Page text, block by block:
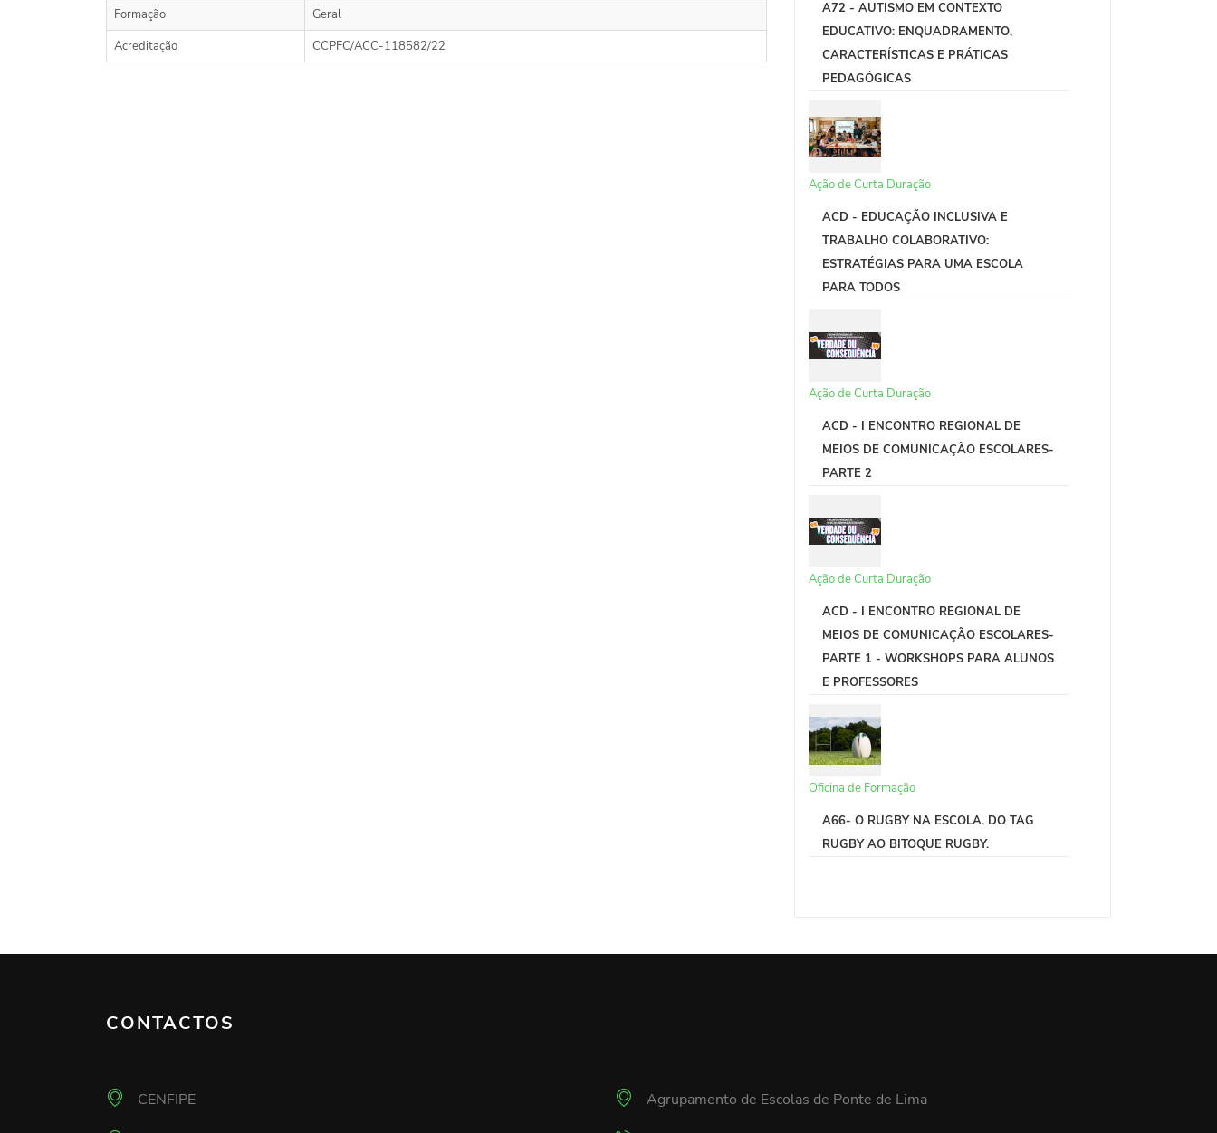
Formação
Geral
Acreditação
CCPFC/ACC-118582/22
A72 - AUTISMO EM CONTEXTO
EDUCATIVO: ENQUADRAMENTO,
CARACTERÍSTICAS E PRÁTICAS
PEDAGÓGICAS
Ação de Curta Duração
ACD - EDUCAÇÃO INCLUSIVA E
TRABALHO COLABORATIVO:
ESTRATÉGIAS PARA UMA ESCOLA
PARA TODOS
Ação de Curta Duração
ACD - I ENCONTRO REGIONAL DE
MEIOS DE COMUNICAÇÃO ESCOLARES-
PARTE 2
Ação de Curta Duração
ACD - I ENCONTRO REGIONAL DE
MEIOS DE COMUNICAÇÃO ESCOLARES-
PARTE 1 - WORKSHOPS PARA ALUNOS
E PROFESSORES
Oficina de Formação
A66- O RUGBY NA ESCOLA. DO TAG
RUGBY AO BITOQUE RUGBY.
CONTACTOS
CENFIPE Agrupamento de Escolas de Ponte de Lima